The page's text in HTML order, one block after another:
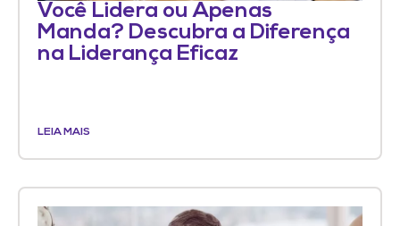
Você Lidera ou Apenas
Manda? Descubra a Diferença
na Liderança Eficaz
LEIA MAIS